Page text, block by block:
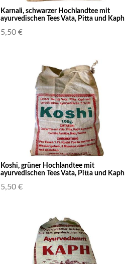
Karnali, schwarzer Hochlandtee mit
ayurvedischen Tees Vata, Pitta und Kaph
5,50 €
Koshi, grüner Hochlandtee mit
ayurvedischen Tees Vata, Pitta und Kaph
5,50 €